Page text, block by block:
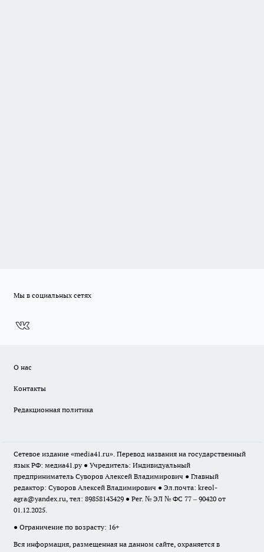
Мы в социальных сетях
О нас
Контакты
Редакционная политика
Сетевое издание «media41.ru». Перевод названия на государственный
язык РФ: медиа41.ру ● Учредитель: Индивидуальный
предприниматель Суворов Алексей Владимирович ● Главный
редактор: Суворов Алексей Владимирович ● Эл.почта: kreol-
agra@yandex.ru, тел: 89858143429 ● Рег. № ЭЛ № ФС 77 – 90420 от
01.12.2025.
● Ограничение по возрасту: 16+
Вся информация, размещенная на данном сайте, охраняется в